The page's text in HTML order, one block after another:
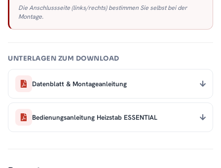
Die Anschlussseite (links/rechts) bestimmen Sie selbst bei der
Montage.
UNTERLAGEN ZUM DOWNLOAD
Datenblatt & Montageanleitung
Bedienungsanleitung Heizstab ESSENTIAL